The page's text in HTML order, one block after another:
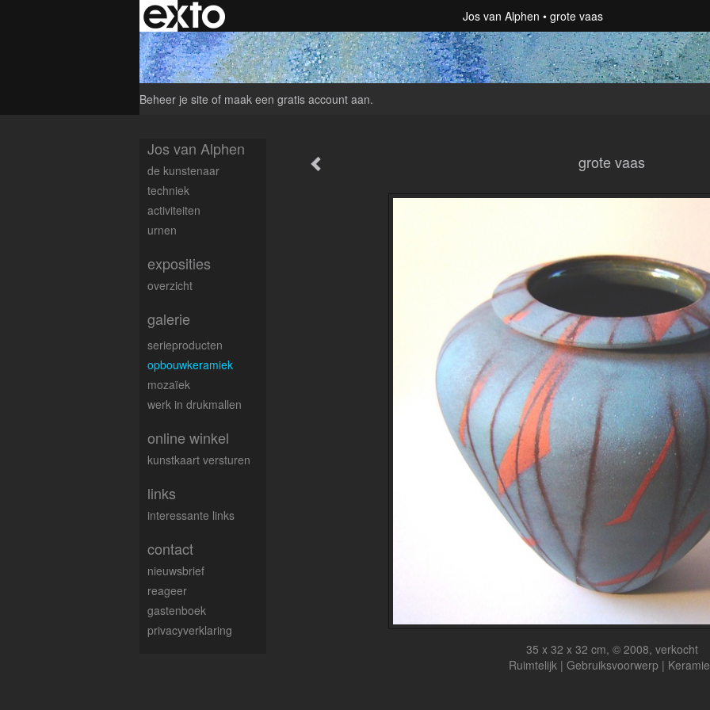
Jos van Alphen grote vaas
Beheer je site of maak een gratis account aan.
grote vaas
35 x 32 x 32 cm, © 2008, verkocht
Ruimtelijk | Gebruiksvoorwerp |
Jos van Alphen
de kunstenaar
techniek
activiteiten
urnen
exposities
overzicht
galerie
serieproducten
opbouwkeramiek
mozaïek
werk in drukmallen
online winkel
kunstkaart versturen
links
interessante links
contact
nieuwsbrief
reageer
gastenboek
privacyverklaring